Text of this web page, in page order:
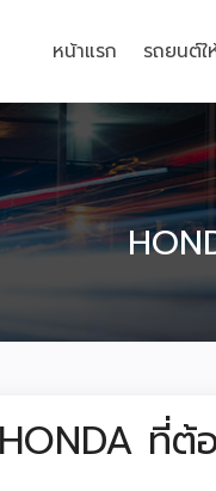
หน้าแรก รถยนต์ใ
ที่ต้